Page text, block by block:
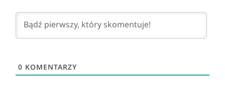
0 KOMENTARZY